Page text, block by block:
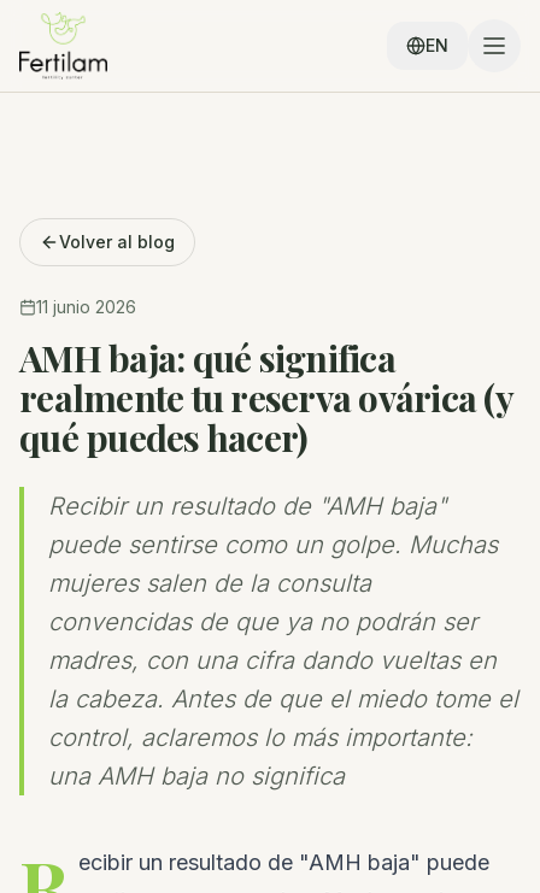
EN
Volver al blog
11 junio 2026
AMH baja: qué significa
realmente tu reserva ovárica (y
qué puedes hacer)
Recibir un resultado de "AMH baja"
puede sentirse como un golpe. Muchas
mujeres salen de la consulta
convencidas de que ya no podrán ser
madres, con una cifra dando vueltas en
la cabeza. Antes de que el miedo tome el
control, aclaremos lo más importante:
una AMH baja no significa
ecibir un resultado de "AMH baja" puede